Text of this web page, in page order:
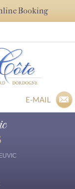
Booking
E-MAIL